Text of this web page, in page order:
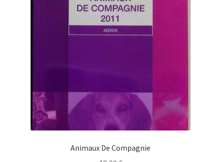
Animaux De Compagnie